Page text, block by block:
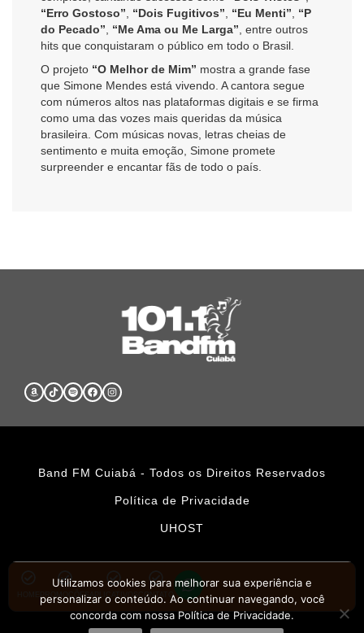
“Erro Gostoso”
“Dois Fugitivos” “Eu Menti”
“P
do Pecado”
“Me Ama ou Me Larga” , entre outros
hits que conquistaram o público em todo o Brasil.
O projeto “O Melhor de Mim” mostra a grande fase
que Simone Mendes está vivendo. A cantora segue
com números altos nas plataformas digitais e se firma
como uma das vozes mais queridas da música
brasileira. Com músicas novas, letras cheias de
sentimento e muita emoção, Simone promete
surpreender e encantar fãs de todo o país.
Band FM Cuiabá - Todos os Direitos Reservados
Política de Privacidade
UHOST
PROMOÇÕESAPLICATIVOS CONTATO
Utilizamos cookies para melhorar sua experiência e
personalizar o conteúdo. Ao continuar navegando, você
concorda com nossa Política de Privacidade.